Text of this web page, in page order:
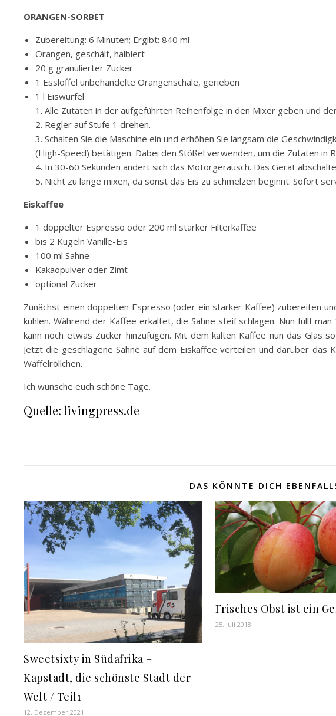
ORANGEN-SORBET
Zubereitung: 6 Minuten; Ergibt: 840 ml
Orangen, geschält, halbiert
20 g granulierter Zucker
1 Esslöffel unbehandelte Orangenschale, gerieben
1 l Eiswürfel
1. Alle Zutaten in der aufgeführten Reihenfolge in den Mixer geben und
2. Regler auf Stufe 1 drehen.
3. Schalten Sie die Maschine ein und erhöhen Sie langsam die
(High-Speed) betätigen. Dabei den Stößel verwenden, um die Zutaten in
4. In 30-60 Sekunden ändert sich das Motorgeräusch. Das Gerät
5. Nicht zu lange mixen, da sonst das Eis zu schmelzen beginnt. Sofort
Eiskaffee
1 doppelter Espresso oder 200 ml starker Filterkaffee
bis 2 Kugeln Vanille-Eis
100 ml Sahne
Kakaopulver oder Zimt
optional Zucker
Zunächst einen doppelten Espresso (oder ein starker Kaffee) zubereiten
kühlen. Während der Kaffee erkaltet, die Sahne steif schlagen. Nun füllt
kann noch etwas Zucker hinzufügen. Mit dem kalten Kaffee nun das Glas
Jetzt die geschlagene Sahne auf dem Eiskaffee verteilen und darüber das
Waffelröllchen.
Ich wünsche euch schöne Tage.
Quelle: livingpress.de
DAS KÖNNTE DICH
Sweetsixty in Südafrika –
Kapstadt, die schönste Stadt der
Welt / Teil1
12. Dezember 2021
Frisches Obst ist ein
25. Juli 2018